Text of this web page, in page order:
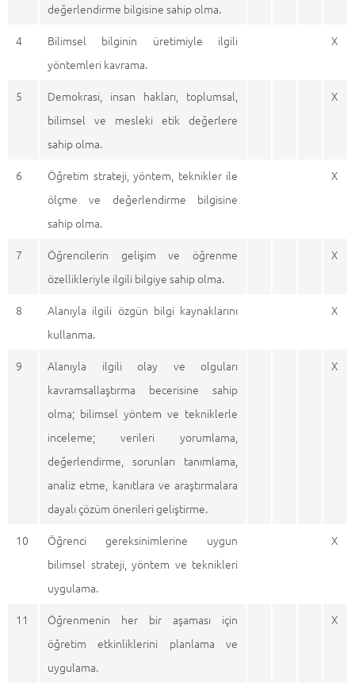
değerlendirme bilgisine sahip olma.
4
Bilimsel bilginin üretimiyle ilgili
yöntemleri kavrama.
X
5
Demokrasi, insan hakları, toplumsal,
bilimsel ve mesleki etik değerlere
sahip olma.
X
6
Öğretim strateji, yöntem, teknikler ile
ölçme ve değerlendirme bilgisine
sahip olma.
X
7
Öğrencilerin gelişim ve öğrenme
özellikleriyle ilgili bilgiye sahip olma.
X
8
Alanıyla ilgili özgün bilgi kaynaklarını
kullanma.
X
9
Alanıyla ilgili olay ve olguları
kavramsallaştırma becerisine sahip
olma; bilimsel yöntem ve tekniklerle
inceleme; verileri yorumlama,
değerlendirme, sorunları tanımlama,
analiz etme, kanıtlara ve araştırmalara
dayalı çözüm önerileri geliştirme.
X
10
Öğrenci gereksinimlerine uygun
bilimsel strateji, yöntem ve teknikleri
uygulama.
X
11
Öğrenmenin her bir aşaması için
öğretim etkinliklerini planlama ve
uygulama.
X